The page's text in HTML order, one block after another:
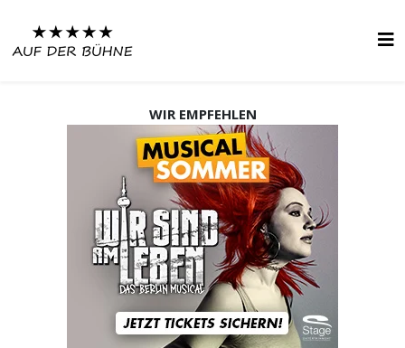
WIR EMPFEHLEN